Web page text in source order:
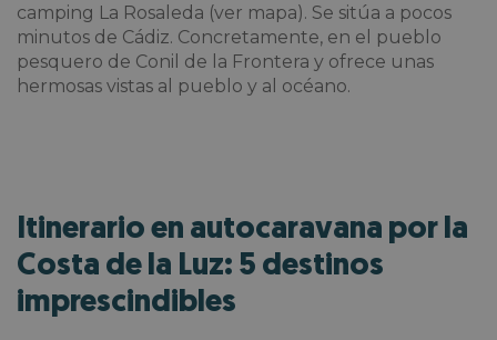
camping La Rosaleda (ver mapa). Se sitúa a pocos
minutos de Cádiz. Concretamente, en el pueblo
pesquero de Conil de la Frontera y ofrece unas
hermosas vistas al pueblo y al océano.
Itinerario en autocaravana por la
Costa de la Luz: 5 destinos
imprescindibles